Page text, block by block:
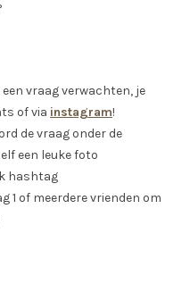
een vraag verwachten, je
of via instagram!
de vraag onder de
een leuke foto
hashtag
1 of meerdere vrienden om